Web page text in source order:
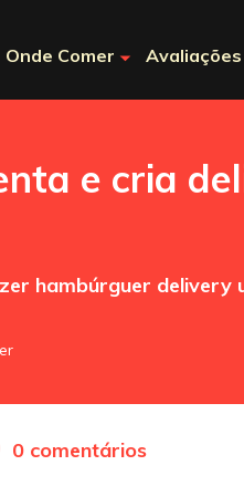
Onde Comer Avaliações
e cria
hambúrguer delivery
0 comentários